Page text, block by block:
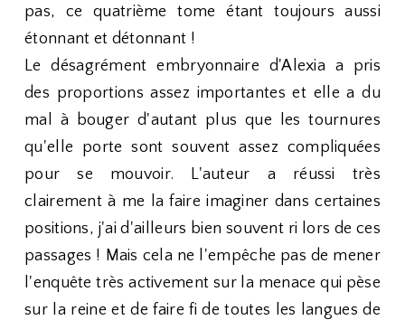
pas, ce quatrième tome étant toujours aussi
étonnant et détonnant !
Le désagrément embryonnaire d'Alexia a pris
des proportions assez importantes et elle a du
mal à bouger d'autant plus que les tournures
qu'elle porte sont souvent assez compliquées
pour se mouvoir. L'auteur a réussi très
clairement à me la faire imaginer dans certaines
positions, j'ai d'ailleurs bien souvent ri lors de ces
passages ! Mais cela ne l'empêche pas de mener
l'enquête très activement sur la menace qui pèse
sur la reine et de faire fi de toutes les langues de